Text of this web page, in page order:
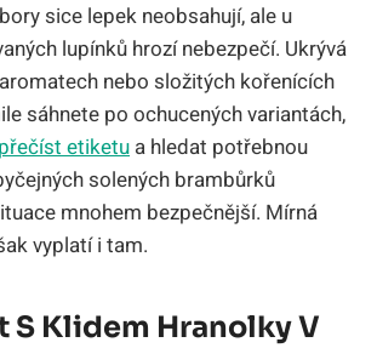
sice lepek neobsahují, ale u
lupínků hrozí nebezpečí. Ukrývá
nebo složitých kořenících
sáhnete po ochucených variantách,
etiketu a hledat potřebnou
solených brambůrků
mnohem bezpečnější. Mírná
vyplatí i tam.
S Klidem Hranolky V